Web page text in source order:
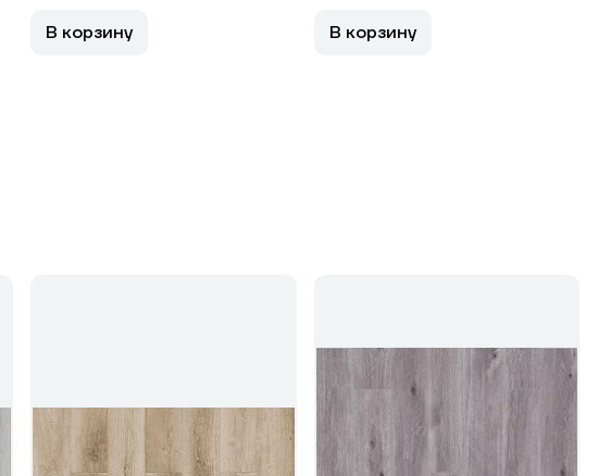
В корзину В корзину